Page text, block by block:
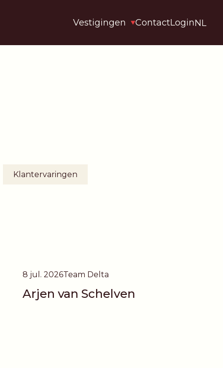
Vestigingen ContactLoginNL
Klantervaringen
8 jul. 2026Team Delta
Arjen van Schelven